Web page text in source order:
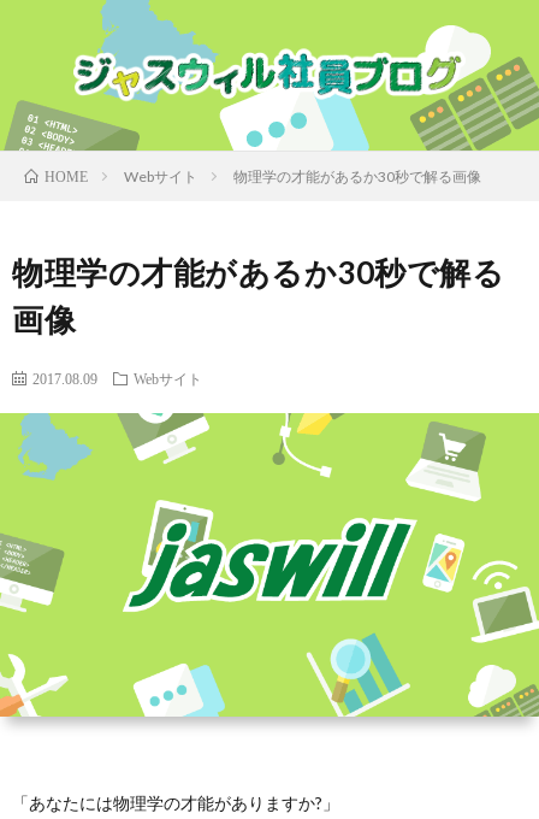
HOME Webサイト 物理学の才能があるか30秒で解る画像
物理学の才能があるか30秒で解る
画像
2017.08.09 Webサイト
「あなたには物理学の才能がありますか?」